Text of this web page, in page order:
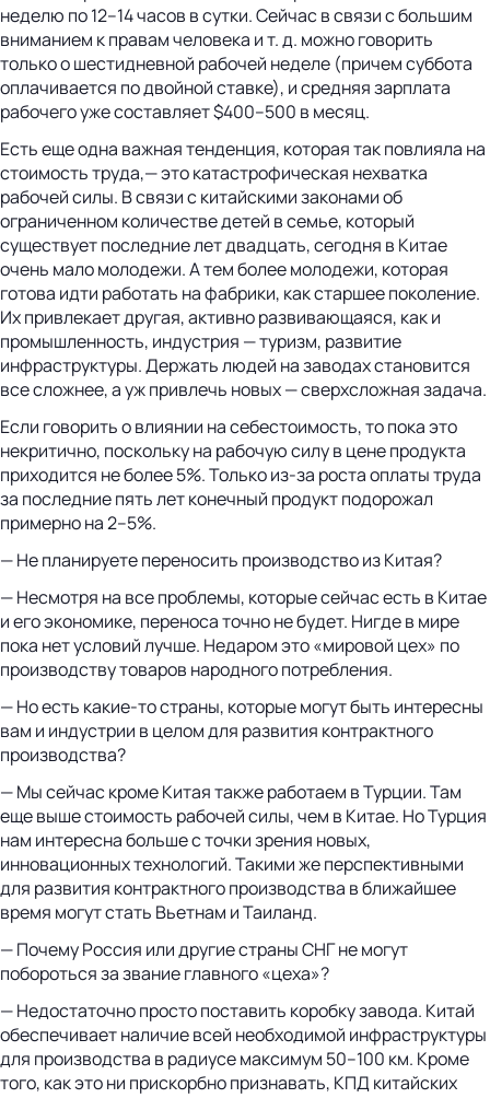
неделю по 12–14 часов в сутки. Сейчас в связи с большим
вниманием к правам человека и т. д. можно говорить
только о шестидневной рабочей неделе (причем суббота
оплачивается по двойной ставке), и средняя зарплата
рабочего уже составляет $400–500 в месяц.
Есть еще одна важная тенденция, которая так повлияла на
стоимость труда,— это катастрофическая нехватка
рабочей силы. В связи с китайскими законами об
ограниченном количестве детей в семье, который
существует последние лет двадцать, сегодня в Китае
очень мало молодежи. А тем более молодежи, которая
готова идти работать на фабрики, как старшее поколение.
Их привлекает другая, активно развивающаяся, как и
промышленность, индустрия — туризм, развитие
инфраструктуры. Держать людей на заводах становится
все сложнее, а уж привлечь новых — сверхсложная задача.
Если говорить о влиянии на себестоимость, то пока это
некритично, поскольку на рабочую силу в цене продукта
приходится не более 5%. Только из-за роста оплаты труда
за последние пять лет конечный продукт подорожал
примерно на 2–5%.
— Не планируете переносить производство из Китая?
— Несмотря на все проблемы, которые сейчас есть в Китае
и его экономике, переноса точно не будет. Нигде в мире
пока нет условий лучше. Недаром это «мировой цех» по
производству товаров народного потребления.
— Но есть какие-то страны, которые могут быть интересны
вам и индустрии в целом для развития контрактного
производства?
— Мы сейчас кроме Китая также работаем в Турции. Там
еще выше стоимость рабочей силы, чем в Китае. Но Турция
нам интересна больше с точки зрения новых,
инновационных технологий. Такими же перспективными
для развития контрактного производства в ближайшее
время могут стать Вьетнам и Таиланд.
— Почему Россия или другие страны СНГ не могут
побороться за звание главного «цеха»?
— Недостаточно просто поставить коробку завода. Китай
обеспечивает наличие всей необходимой инфраструктуры
для производства в радиусе максимум 50–100 км. Кроме
того, как это ни прискорбно признавать, КПД китайских